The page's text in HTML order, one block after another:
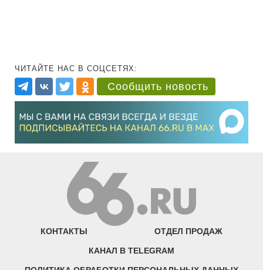
ЧИТАЙТЕ НАС В СОЦСЕТЯХ:
Сообщить новость
КОНТАКТЫ ОТДЕЛ ПРОДАЖ
КАНАЛ В TELEGRAM